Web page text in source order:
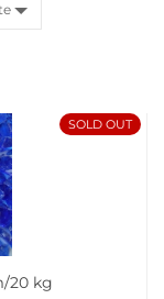
SOLD OUT
20 kg